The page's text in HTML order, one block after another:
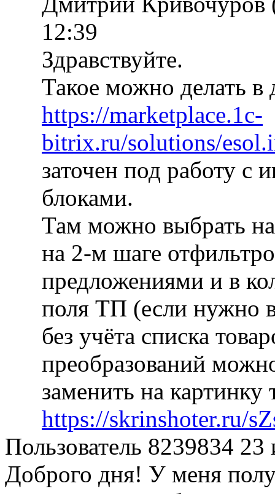
12:39
Здравствуйте.
Такое можно делать
https://marketplace.1c-
bitrix.ru/solutions/
заточен под работу с
блоками.
Там можно выбрать
на 2-м шаге
предложениями и в
поля ТП (если нужно
без учёта списка
преобразований
заменить на картинку
https://skrinshoter.ru/
Пользователь 8239834 23
Доброго дня! У меня